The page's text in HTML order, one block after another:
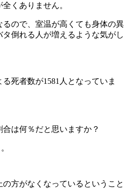
くありません。
ので、室温が高くても身体の異
倒れる人が増えるような気がし
死者数が1581人となっていま
は何％だと思いますか？
方がなくなっているということ